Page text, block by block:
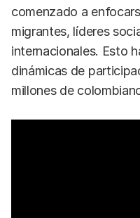
comenzado a
migrantes, líderes
internacionales. Esto
dinámicas de
millones de